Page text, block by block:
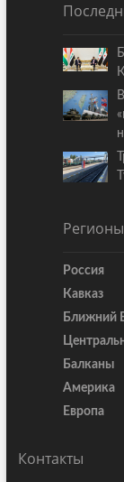
Регионы
Россия
Кавказ
Ближний
Балканы
Америка
Европа
Контакты